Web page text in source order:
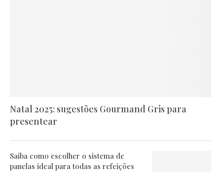
Natal 2025: sugestões Gourmand Gris para
presentear
Saiba como escolher o sistema de
panelas ideal para todas as refeições